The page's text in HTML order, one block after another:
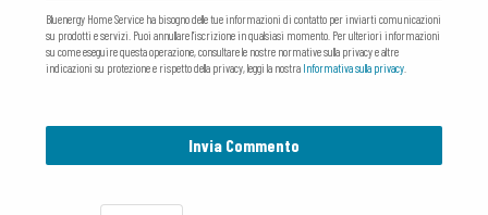
Bluenergy Home Service ha bisogno delle tue informazioni di contatto per inviarti comunicazioni
su prodotti e servizi. Puoi annullare l'iscrizione in qualsiasi momento. Per ulteriori informazioni
su come eseguire questa operazione, consultare le nostre normative sulla privacy e altre
indicazioni su protezione e rispetto della privacy, leggi la nostra Informativa sulla privacy